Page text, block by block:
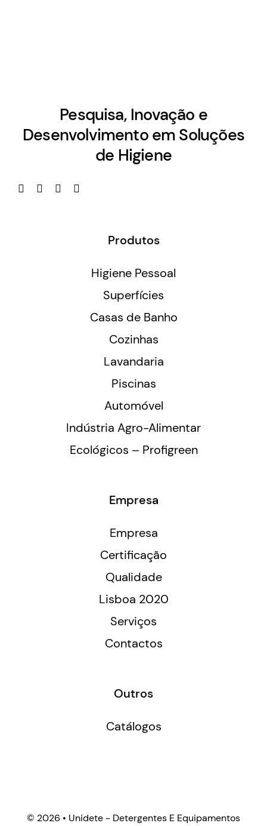
Pesquisa, Inovação e
Desenvolvimento em Soluções
de Higiene
Produtos
Higiene Pessoal
Superfícies
Casas de Banho
Cozinhas
Lavandaria
Piscinas
Automóvel
Indústria Agro-Alimentar
Ecológicos – Profigreen
Empresa
Empresa
Certificação
Qualidade
Lisboa 2020
Serviços
Contactos
Outros
Catálogos
© 2026 • Unidete - Detergentes E Equipamentos